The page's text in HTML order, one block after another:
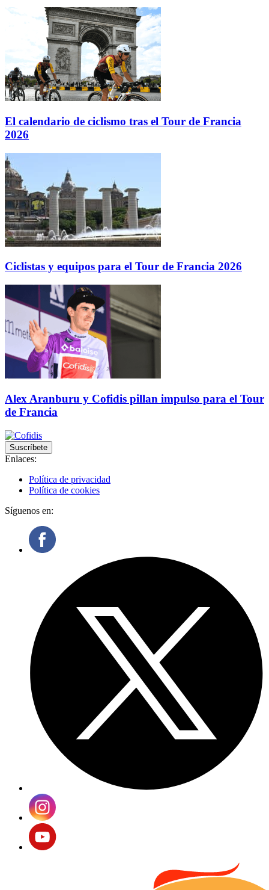
El calendario de ciclismo tras el Tour de Francia
2026
Ciclistas y equipos para el Tour de Francia 2026
Alex Aranburu y Cofidis pillan impulso para el Tour
de Francia
Suscríbete
Enlaces:
Política de privacidad
Política de cookies
Síguenos en: